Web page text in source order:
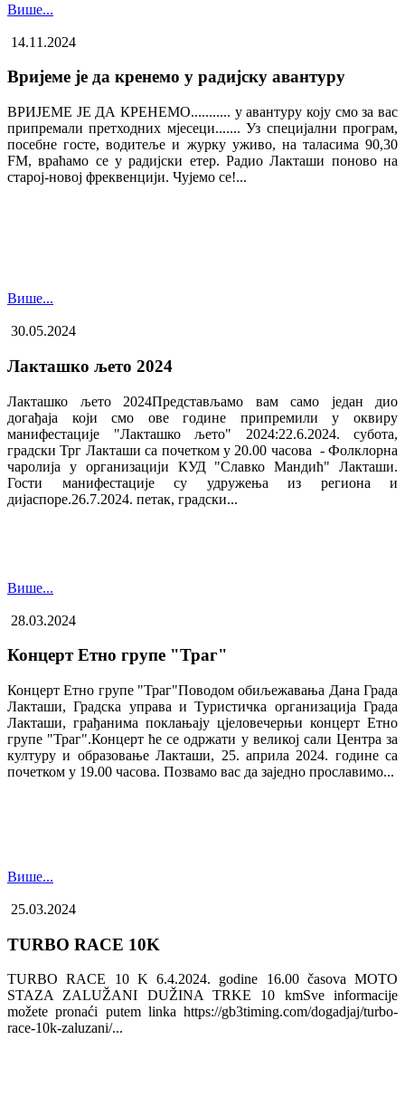
Више...
14.11.2024
Вријеме је да кренемо у радијску авантуру
ВРИЈЕМЕ ЈЕ ДА КРЕНЕМО........... у авантуру коју смо за вас
припремали претходних мјесеци....... Уз специјални програм,
посебне госте, водитеље и журку уживо, на таласима 90,30
FM, враћамо се у радијски етер. Радио Лакташи поново на
старој-новој фреквенцији. Чујемо се!...
Више...
30.05.2024
Лакташко љето 2024
Лакташко љето 2024Представљамо вам само један дио
догађаја који смо ове године припремили у оквиру
манифестације "Лакташко љето" 2024:22.6.2024. субота,
градски Трг Лакташи са почетком у 20.00 часова - Фолклорна
чаролија у организацији КУД "Славко Мандић" Лакташи.
Гости манифестације су удружења из региона и
дијаспоре.26.7.2024. петак, градски...
Више...
28.03.2024
Концерт Етно групе "Траг"
Концерт Етно групе "Траг"Поводом обиљежавања Дана Града
Лакташи, Градска управа и Туристичка организација Града
Лакташи, грађанима поклањају цјеловечерњи концерт Етно
групе "Траг".Концерт ће се одржати у великој сали Центра за
културу и образовање Лакташи, 25. априла 2024. године са
почетком у 19.00 часова. Позвамо вас да заједно прославимо...
Више...
25.03.2024
TURBO RACE 10K
TURBO RACE 10 K 6.4.2024. godine 16.00 časova MOTO
STAZA ZALUŽANI DUŽINA TRKE 10 kmSve informacije
možete pronaći putem linka https://gb3timing.com/dogadjaj/turbo-
race-10k-zaluzani/...